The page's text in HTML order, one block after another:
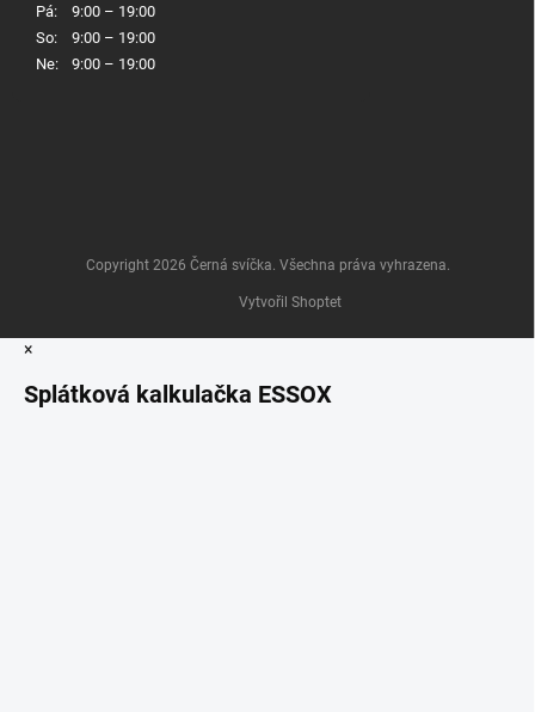
Pá:
9:00 – 19:00
So:
9:00 – 19:00
Ne:
9:00 – 19:00
Vytvořil Shoptet
Copyright 2026 Černá svíčka. Všechna práva vyhrazena.
×
Splátková kalkulačka ESSOX